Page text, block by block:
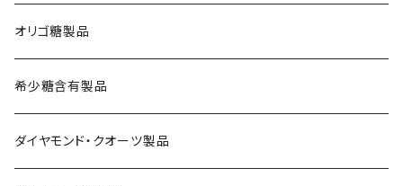
鉄分補給
舞茸活性粒
オリゴ糖製品
希少糖含有製品
ダイヤモンド・クオーツ製品